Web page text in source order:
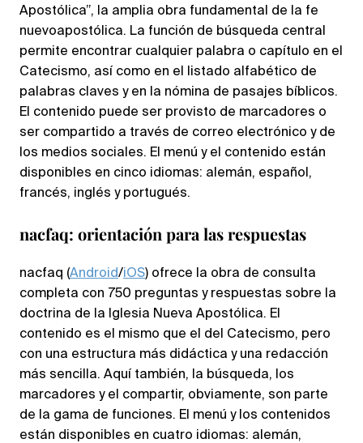
Apostólica”, la amplia obra fundamental de la fe
nuevoapostólica. La función de búsqueda central
permite encontrar cualquier palabra o capítulo en el
Catecismo, así como en el listado alfabético de
palabras claves y en la nómina de pasajes bíblicos.
El contenido puede ser provisto de marcadores o
ser compartido a través de correo electrónico y de
los medios sociales. El menú y el contenido están
disponibles en cinco idiomas: alemán, español,
francés, inglés y portugués.
nacfaq: orientación para las respuestas
nacfaq (Android/iOS) ofrece la obra de consulta
completa con 750 preguntas y respuestas sobre la
doctrina de la Iglesia Nueva Apostólica. El
contenido es el mismo que el del Catecismo, pero
con una estructura más didáctica y una redacción
más sencilla. Aquí también, la búsqueda, los
marcadores y el compartir, obviamente, son parte
de la gama de funciones. El menú y los contenidos
están disponibles en cuatro idiomas: alemán,